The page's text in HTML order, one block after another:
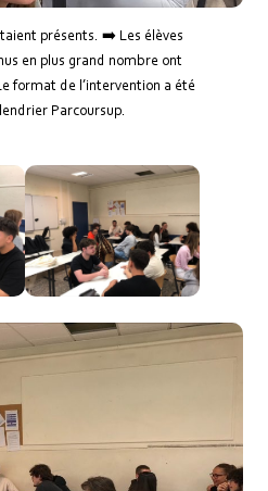
présents. ➡️ Les élèves
en plus grand nombre ont
format de l’intervention a été
Parcoursup.